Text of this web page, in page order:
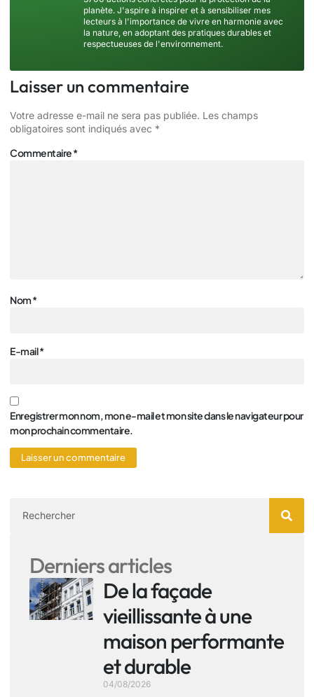
planète. J'aspire à inspirer et à sensibiliser mes
lecteurs à l'importance de vivre en harmonie avec
la nature, en adoptant des pratiques durables et
respectueuses de l'environnement.
Laisser un commentaire
Votre adresse e-mail ne sera pas publiée. Les champs
obligatoires sont indiqués avec *
Commentaire*
Nom*
E-mail*
Enregistrer mon nom, mon e-mail et mon site dans le navigateur pour
mon prochain commentaire.
Derniers articles
De la façade
vieillissante à une
maison performante
et durable
04/08/2026